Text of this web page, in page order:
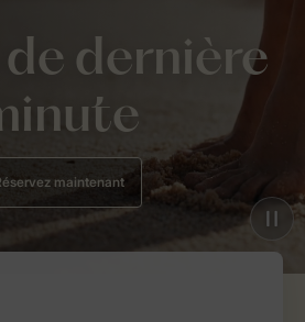
dernière
maintenant